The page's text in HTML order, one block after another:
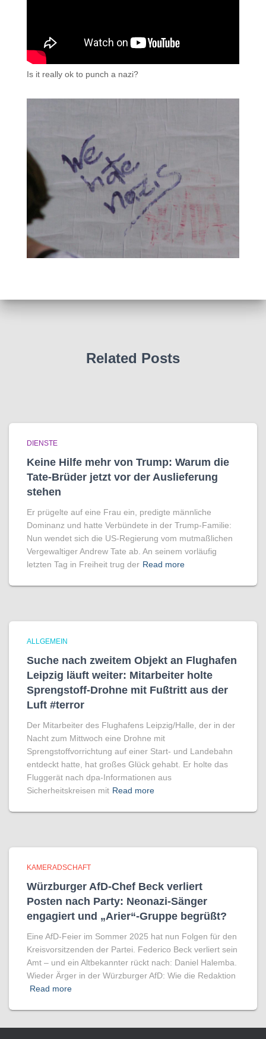
Is it really ok to punch a nazi?
Related Posts
DIENSTE
Keine Hilfe mehr von Trump: Warum die
Tate-Brüder jetzt vor der Auslieferung
stehen
Er prügelte auf eine Frau ein, predigte männliche
Dominanz und hatte Verbündete in der Trump-Familie:
Nun wendet sich die US-Regierung vom mutmaßlichen
Vergewaltiger Andrew Tate ab. An seinem vorläufig
letzten Tag in Freiheit trug der Read more
ALLGEMEIN
Suche nach zweitem Objekt an Flughafen
Leipzig läuft weiter: Mitarbeiter holte
Sprengstoff-Drohne mit Fußtritt aus der
Luft #terror
Der Mitarbeiter des Flughafens Leipzig/Halle, der in der
Nacht zum Mittwoch eine Drohne mit
Sprengstoffvorrichtung auf einer Start- und Landebahn
entdeckt hatte, hat großes Glück gehabt. Er holte das
Fluggerät nach dpa-Informationen aus
Sicherheitskreisen mit Read more
KAMERADSCHAFT
Würzburger AfD-Chef Beck verliert
Posten nach Party: Neonazi-Sänger
engagiert und „Arier“-Gruppe begrüßt?
Eine AfD-Feier im Sommer 2025 hat nun Folgen für den
Kreisvorsitzenden der Partei. Federico Beck verliert sein
Amt – und ein Altbekannter rückt nach: Daniel Halemba.
Wieder Ärger in der Würzburger AfD: Wie die Redaktion
Read more